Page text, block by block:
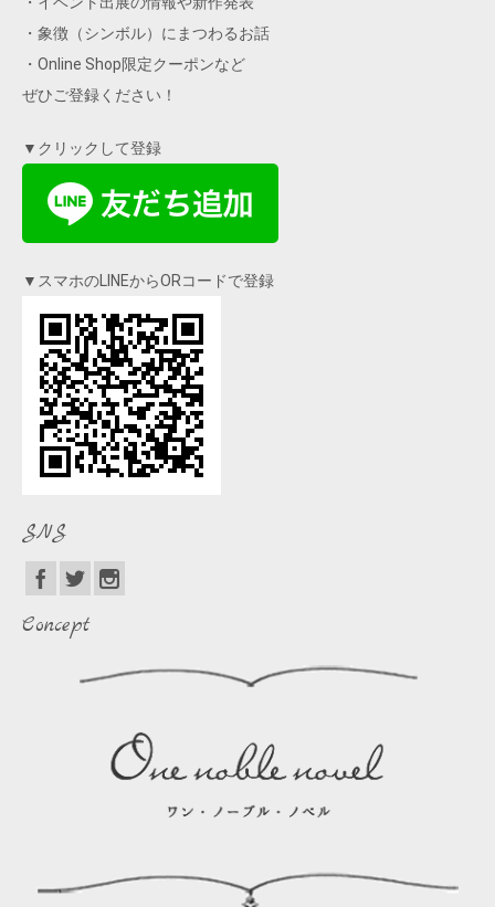
・象徴（シンボル）にまつわるお話
・Online Shop限定クーポンなど
ぜひご登録ください！
▼クリックして登録
▼スマホのLINEからORコードで登録
SNS
Concept